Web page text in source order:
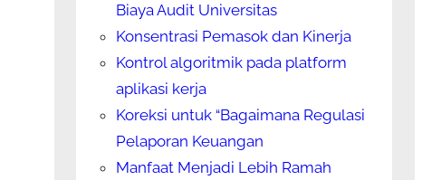
Biaya Audit Universitas
Konsentrasi Pemasok dan Kinerja
Kontrol algoritmik pada platform
aplikasi kerja
Koreksi untuk “Bagaimana Regulasi
Pelaporan Keuangan
Manfaat Menjadi Lebih Ramah